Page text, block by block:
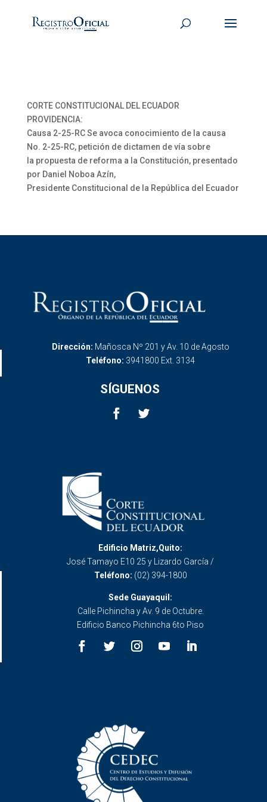
CORTE CONSTITUCIONAL DEL ECUADOR
PROVIDENCIA:
Causa 2-25-RC Se avoca conocimiento de la causa
No. 2-25-RC, petición de dictamen de vía sobre
la propuesta de reforma a la Constitución, presentado
por Daniel Noboa Azín,
Presidente Constitucional de la República del Ecuador
Dirección: Mañosca Nº 201 y Av. 10 de Agosto
Teléfono: 3941800 Ext. 3134
SÍGUENOS
Edificio Matriz,Quito:
José Tamayo E10 25 y Lizardo García /
Teléfono: (02) 394-1800
Sede Guayaquil:
Calle Pichincha y Av. 9 de Octubre.
Edificio Banco Pichincha 6to Piso